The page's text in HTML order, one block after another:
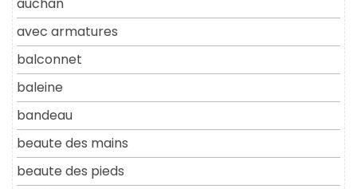
auchan
avec armatures
balconnet
baleine
bandeau
beaute des mains
beaute des pieds